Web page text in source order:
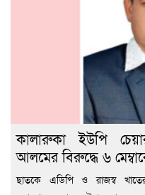
কালারুকা ইউপি
আলমের বিরুদ্ধে ৬
ছাতকে এডিপি ও রাজস্ব খাতের